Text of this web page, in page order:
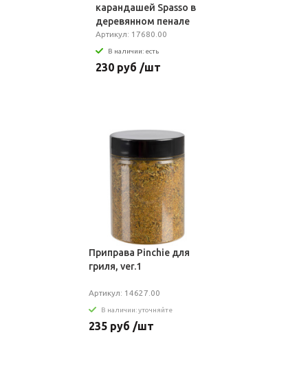
карандашей Spasso в
деревянном пенале
Артикул: 17680.00
В наличии: есть
230 руб /шт
Приправа Pinchie для
гриля, ver.1
Артикул: 14627.00
В наличии: уточняйте
235 руб /шт